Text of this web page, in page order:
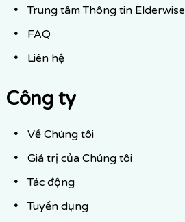
Trung tâm Thông tin Elderwise
FAQ
Liên hệ
Công ty
Về Chúng tôi
Giá trị của Chúng tôi
Tác động
Tuyển dụng